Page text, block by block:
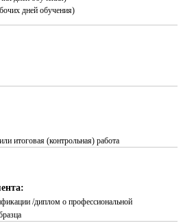
дней обучения)
итоговая (контрольная) работа
/диплом о профессиональной